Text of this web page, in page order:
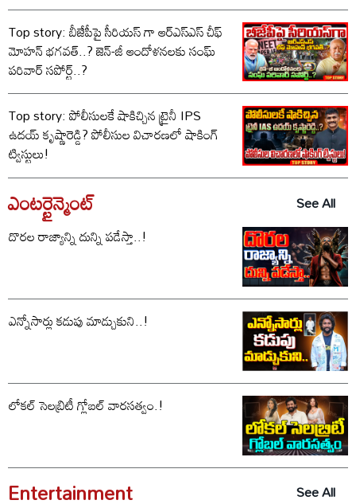
Top story: బీజేపీపై సీరియస్ గా ఆర్‌ఎస్‌ఎస్ చీఫ్
మోహన్ భగవత్..? జెన్-జీ ఆందోళనలకు సంఘ్
పరివార్ సపోర్ట్..?
Top story: పోలీసులకే షాకిచ్చిన ట్రైనీ IPS
ఉదయ్ కృష్ణారెడ్డి? పోలీసుల విచారణలో షాకింగ్
ట్విస్టులు!
ఎంటర్టైన్మెంట్
See All
దొరల రాజ్యాన్ని దున్ని పడేస్తా..!
ఎన్నోసార్లు కడుపు మాడ్చుకుని..!
లోకల్ సెలబ్రిటీ గ్లోబల్ వారసత్వం.!
Entertainment
See All